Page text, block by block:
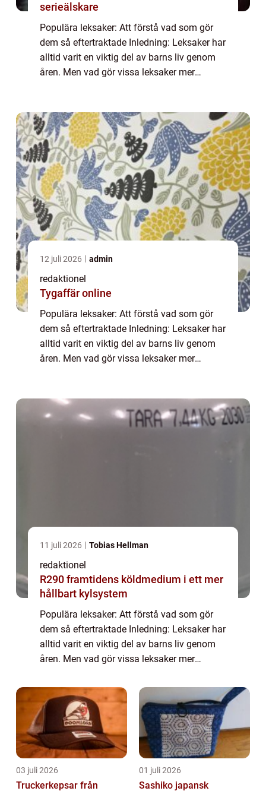
serieälskare
Populära leksaker: Att förstå vad som gör
dem så eftertraktade Inledning: Leksaker har
alltid varit en viktig del av barns liv genom
åren. Men vad gör vissa leksaker mer
12 juli 2026 admin
redaktionel
Tygaffär online
Populära leksaker: Att förstå vad som gör
dem så eftertraktade Inledning: Leksaker har
alltid varit en viktig del av barns liv genom
åren. Men vad gör vissa leksaker mer
11 juli 2026 Tobias Hellman
redaktionel
R290 framtidens köldmedium i ett mer
hållbart kylsystem
Populära leksaker: Att förstå vad som gör
dem så eftertraktade Inledning: Leksaker har
alltid varit en viktig del av barns liv genom
åren. Men vad gör vissa leksaker mer
vi att utforska fenomenet med populära...
03 juli 2026
Truckerkepsar från
01 juli 2026
Sashiko japansk